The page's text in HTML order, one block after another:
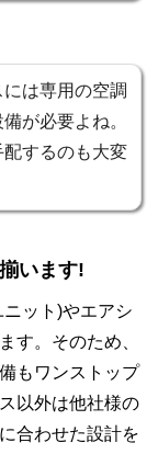
は専用の空調
が必要よね。
するのも大変
います!
ット)やエアシ
す。そのため、
もワンストップ
以外は他社様の
合わせた設計を